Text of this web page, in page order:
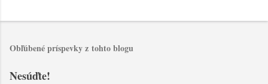
Obľúbené príspevky z tohto blogu
Nesúďte!